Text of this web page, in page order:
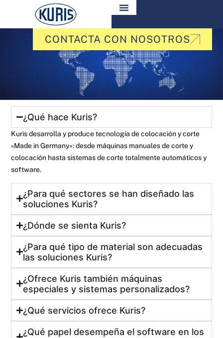
CONTACTA CON NOSOTROS
¿Qué hace Kuris?
Kuris desarrolla y produce tecnología de colocación y corte
«Made in Germany»: desde máquinas manuales de corte y
colocación hasta sistemas de corte totalmente automáticos y
software.
¿Para qué sectores se han diseñado las
soluciones Kuris?
¿Dónde se sienta Kuris?
¿Para qué tipo de material son adecuadas
las soluciones Kuris?
¿Ofrece Kuris también máquinas
especiales y sistemas personalizados?
¿Qué servicios ofrece Kuris?
¿Qué papel desempeña el software en los